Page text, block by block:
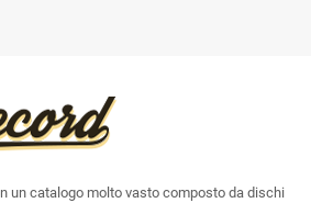
un catalogo molto vasto composto da dischi